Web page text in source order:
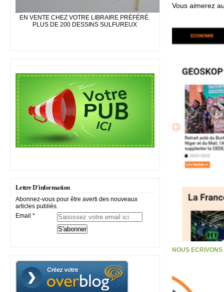
EN VENTE CHEZ VOTRE LIBRAIRE PRÉFÉRÉ.
PLUS DE 200 DESSINS SULFUREUX
Lettre D'information
Abonnez-vous pour être averti des nouveaux
articles publiés.
Email
Vous aimerez
NOUS